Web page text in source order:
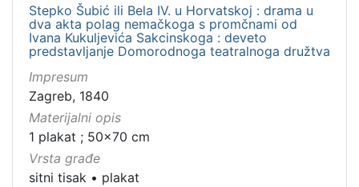
Stepko Šubić ili Bela IV. u Horvatskoj : drama u
dva akta polag nemačkoga s promčnami od
Ivana Kukuljevića Sakcinskoga : deveto
predstavljanje Domorodnoga teatralnoga družtva
Impresum
Zagreb, 1840
Materijalni opis
1 plakat ; 50x70 cm
Vrsta građe
sitni tisak • plakat